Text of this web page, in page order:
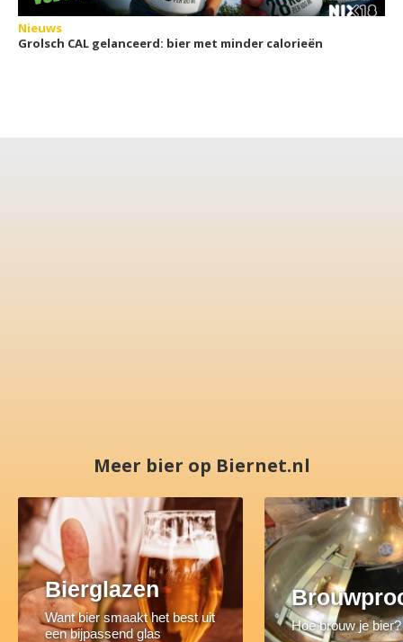
Nieuws
Grolsch CAL gelanceerd: bier met minder calorieën
Meer bier op Biernet.nl
Bierglazen
Want bier smaakt het best uit
een bijpassend glas
Hoe brouw je bier?